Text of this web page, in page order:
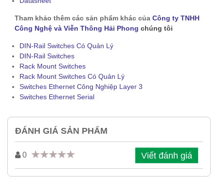
Tham khảo thêm các sản phẩm khác của Công ty TNHH
Công Nghệ và Viễn Thông Hải Phong chúng tôi
DIN-Rail Switches Có Quản Lý
DIN-Rail Switches
Rack Mount Switches
Rack Mount Switches Có Quản Lý
Switches Ethernet Công Nghiệp Layer 3
Switches Ethernet Serial
ĐÁNH GIÁ SẢN PHẨM
0 Viết đánh giá